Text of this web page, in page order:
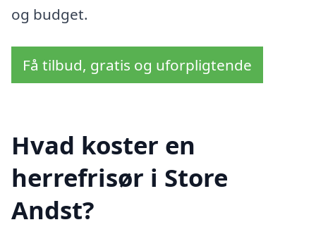
og budget.
Få tilbud, gratis og uforpligtende
Hvad koster en
herrefrisør i Store
Andst?